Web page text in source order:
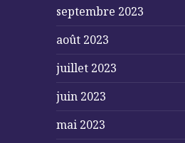
septembre 2023
août 2023
juillet 2023
juin 2023
mai 2023